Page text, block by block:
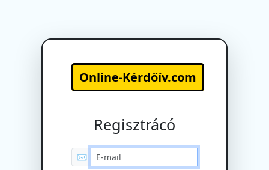
Online-Kérdőív.com
Regisztrácó
✉